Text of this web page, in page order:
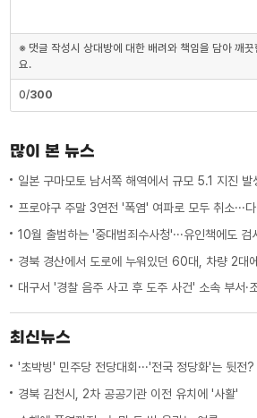
※ 댓글 작성시 상대방에 대한 배려와 책임을 담아 깨
요.
0/300
많이 본 뉴스
일본 구마모토 남서쪽 해역에서 규모 5.1 지진 발
10월 출범하는 '중대범죄수사청'···유인책에도
경북 경산에서 도로에 누워있던 60대, 차량 2대
대구서 '경찰 음주 사고 후 도주 사건' 소속 부서·
최신뉴스
'초박빙' 민주당 전당대회···'전국 정당화'는 뒷전?
경북 김천시, 2차 공공기관 이전 유치에 '사활'